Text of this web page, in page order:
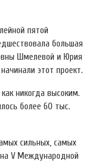
пятой
большая
Шмелевой и Юрия
этот проект.
никогда высоким.
более 60 тыс.
сильных, самых
на V Международной